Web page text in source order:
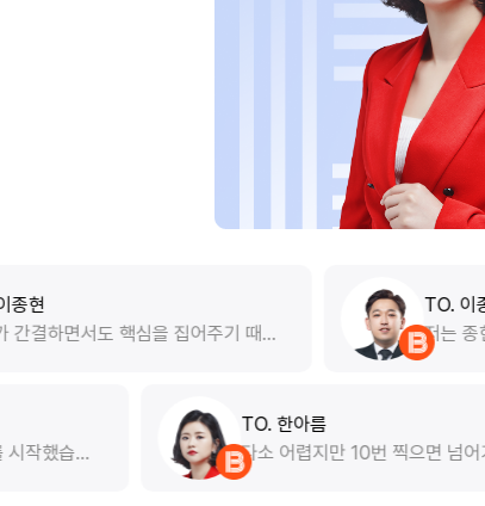
집어주기 때문
기에 최적화되
저는 종현쌤이 수업 때 언급
사람..?에 속했는데요 ㅋㅋㅋ
수 있었습니다!지문 읽으면
서 문제 풀고 그랬답니다.. ㅎ
1월부터 편입 준비를 시작했습니
원에서 유명한 선생님께 10개월
다소 어렵
고 생각해